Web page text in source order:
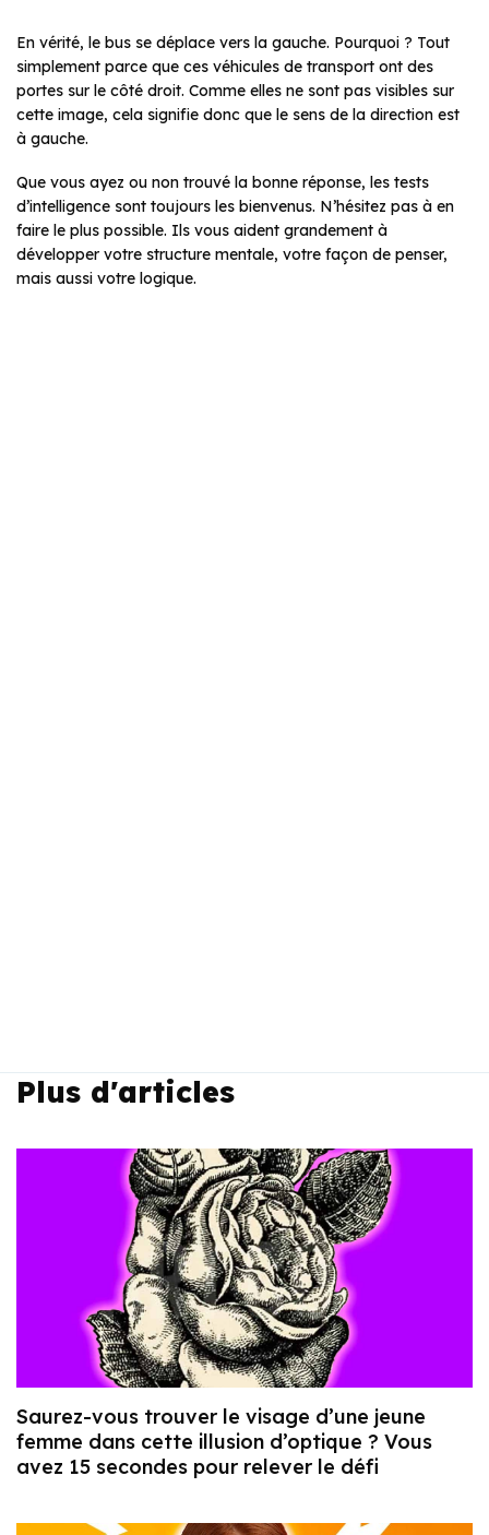
En vérité, le bus se déplace vers la gauche. Pourquoi ? Tout
simplement parce que ces véhicules de transport ont des
portes sur le côté droit. Comme elles ne sont pas visibles sur
cette image, cela signifie donc que le sens de la direction est
à gauche.
Que vous ayez ou non trouvé la bonne réponse, les tests
d’intelligence sont toujours les bienvenus. N’hésitez pas à en
faire le plus possible. Ils vous aident grandement à
développer votre structure mentale, votre façon de penser,
mais aussi votre logique.
Plus d'articles
Saurez-vous trouver le visage d’une jeune
femme dans cette illusion d’optique ? Vous
avez 15 secondes pour relever le défi